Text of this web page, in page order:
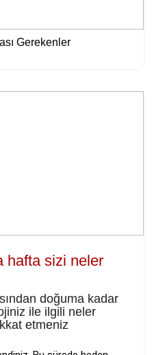
Gerekenler
hafta sizi neler
doğuma kadar
ile ilgili neler
etmeniz